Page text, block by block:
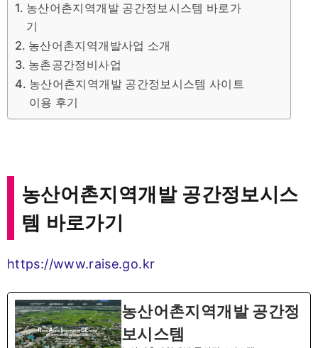
농산어촌지역개발 공간정보시스템 바로가
기
농산어촌지역개발사업 소개
농촌공간정비사업
농산어촌지역개발 공간정보시스템 사이트
이용 후기
농산어촌지역개발 공간정보시스
템 바로가기
https://www.raise.go.kr
농산어촌지역개발 공간정
보시스템